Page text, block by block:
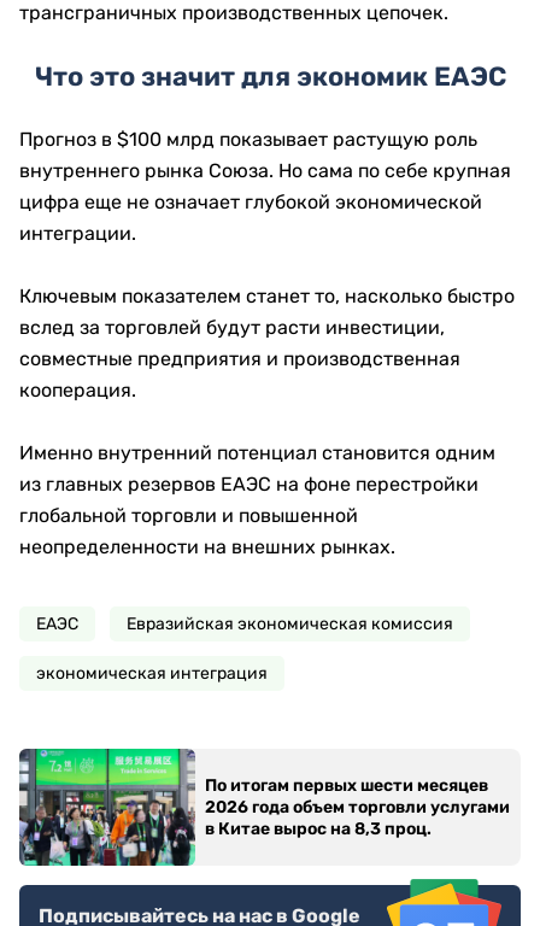
трансграничных производственных цепочек.
Что это значит для экономик ЕАЭС
Прогноз в $100 млрд показывает растущую роль
внутреннего рынка Союза. Но сама по себе крупная
цифра еще не означает глубокой экономической
интеграции.
Ключевым показателем станет то, насколько быстро
вслед за торговлей будут расти инвестиции,
совместные предприятия и производственная
кооперация.
Именно внутренний потенциал становится одним
из главных резервов ЕАЭС на фоне перестройки
глобальной торговли и повышенной
неопределенности на внешних рынках.
ЕАЭС Евразийская экономическая комиссия
экономическая интеграция
По итогам первых шести месяцев
2026 года объем торговли услугами
в Китае вырос на 8,3 проц.
Подписывайтесь на нас в Google